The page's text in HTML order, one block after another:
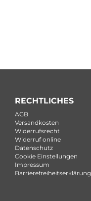
RECHTLICHES
AGB
Versandkosten
Widerrufsrecht
Widerruf online
Datenschutz
Cookie Einstellungen
Impressum
Barrierefreiheitserklärung